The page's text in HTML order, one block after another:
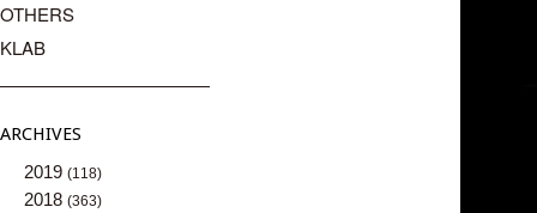
OTHERS
KLAB
ARCHIVES
2019 (118)
2018 (363)